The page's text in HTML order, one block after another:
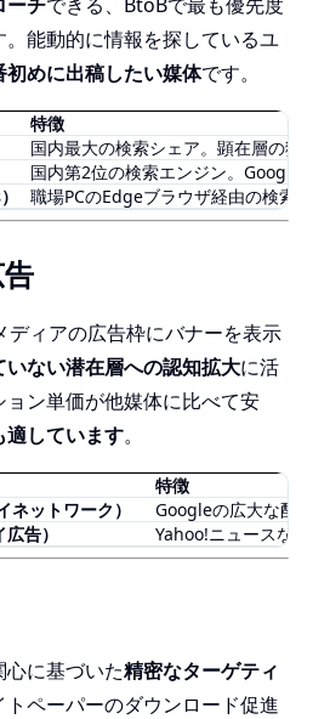
能動的に情報を探しているユ
初めに出稿したい媒体です。
特徴
国内最大の検索シェア。顕在層の獲
国内第2位の検索エンジン。Google
職場PCのEdgeブラウザ経由の検索
ディアの広告枠にバナーを表示
いない潜在層への認知拡大に活
ン単価が他媒体に比べて安
適しています。
特徴
ットワーク）
Googleの広大な配
告）
Yahoo!ニュースな
に基づいた精密なターゲティ
ペーパーのダウンロード促進